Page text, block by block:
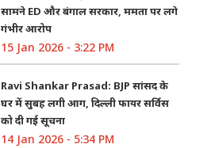
सामने ED और बंगाल सरकार, ममता पर लगे
गंभीर आरोप
15 Jan 2026 - 3:22 PM
Ravi Shankar Prasad: BJP सांसद के
घर में सुबह लगी आग, दिल्ली फायर सर्विस
को दी गई सूचना
14 Jan 2026 - 5:34 PM